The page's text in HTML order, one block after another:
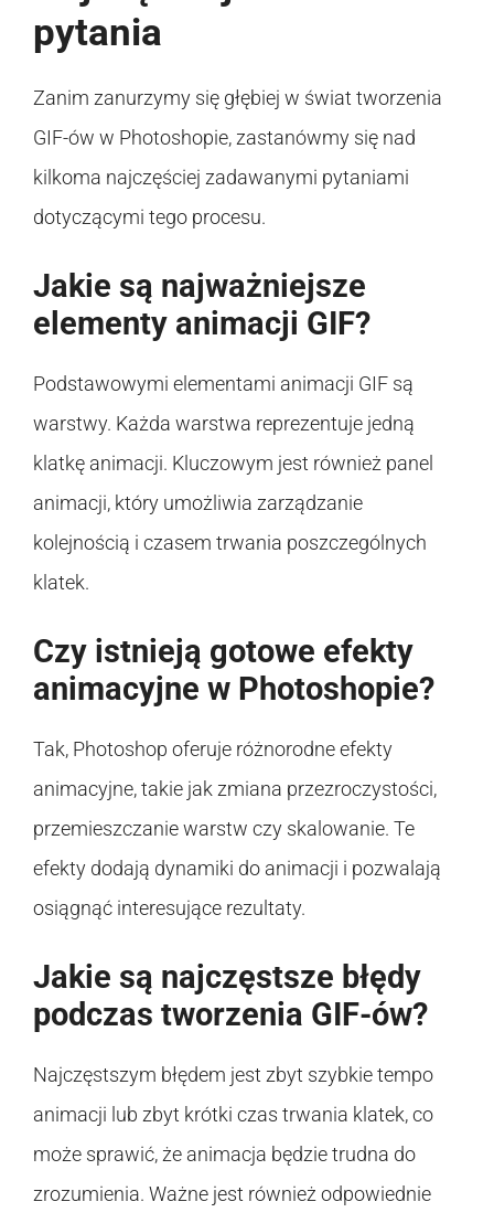
pytania
Zanim zanurzymy się głębiej w świat tworzenia
GIF-ów w Photoshopie, zastanówmy się nad
kilkoma najczęściej zadawanymi pytaniami
dotyczącymi tego procesu.
Jakie są najważniejsze
elementy animacji GIF?
Podstawowymi elementami animacji GIF są
warstwy. Każda warstwa reprezentuje jedną
klatkę animacji. Kluczowym jest również panel
animacji, który umożliwia zarządzanie
kolejnością i czasem trwania poszczególnych
klatek.
Czy istnieją gotowe efekty
animacyjne w Photoshopie?
Tak, Photoshop oferuje różnorodne efekty
animacyjne, takie jak zmiana przezroczystości,
przemieszczanie warstw czy skalowanie. Te
efekty dodają dynamiki do animacji i pozwalają
osiągnąć interesujące rezultaty.
Jakie są najczęstsze błędy
podczas tworzenia GIF-ów?
Najczęstszym błędem jest zbyt szybkie tempo
animacji lub zbyt krótki czas trwania klatek, co
może sprawić, że animacja będzie trudna do
zrozumienia. Ważne jest również odpowiednie